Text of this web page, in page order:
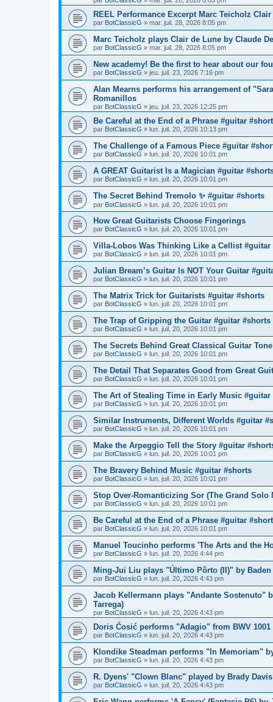
REEL Performance Excerpt Marc Teicholz
par BotClassicG » mar. juil. 28, 2026 8:05 pm
Marc Teicholz plays Clair de Lune by Claude
par BotClassicG » mar. juil. 28, 2026 8:05 pm
New academy! Be the first to hear about our
par BotClassicG » jeu. juil. 23, 2026 7:16 pm
Alan Mearns performs his arrangement of
Romanillos
par BotClassicG » jeu. juil. 23, 2026 12:25 pm
Be Careful at the End of a Phrase #guitar
par BotClassicG » lun. juil. 20, 2026 10:13 pm
The Challenge of a Famous Piece #guitar
par BotClassicG » lun. juil. 20, 2026 10:01 pm
A GREAT Guitarist Is a Magician #guitar
par BotClassicG » lun. juil. 20, 2026 10:01 pm
The Secret Behind Tremolo ✨ #guitar #shorts
par BotClassicG » lun. juil. 20, 2026 10:01 pm
How Great Guitarists Choose Fingerings
par BotClassicG » lun. juil. 20, 2026 10:01 pm
Villa-Lobos Was Thinking Like a Cellist #guitar
par BotClassicG » lun. juil. 20, 2026 10:01 pm
Julian Bream’s Guitar Is NOT Your Guitar
par BotClassicG » lun. juil. 20, 2026 10:01 pm
The Matrix Trick for Guitarists #guitar #shorts
par BotClassicG » lun. juil. 20, 2026 10:01 pm
The Trap of Gripping the Guitar #guitar #shorts
par BotClassicG » lun. juil. 20, 2026 10:01 pm
The Secrets Behind Great Classical Guitar Tone
par BotClassicG » lun. juil. 20, 2026 10:01 pm
The Detail That Separates Good from Great
par BotClassicG » lun. juil. 20, 2026 10:01 pm
The Art of Stealing Time in Early Music #guitar
par BotClassicG » lun. juil. 20, 2026 10:01 pm
Similar Instruments, Different Worlds #guitar
par BotClassicG » lun. juil. 20, 2026 10:01 pm
Make the Arpeggio Tell the Story #guitar
par BotClassicG » lun. juil. 20, 2026 10:01 pm
The Bravery Behind Music #guitar #shorts
par BotClassicG » lun. juil. 20, 2026 10:01 pm
Stop Over-Romanticizing Sor (The Grand Solo
par BotClassicG » lun. juil. 20, 2026 10:01 pm
Be Careful at the End of a Phrase #guitar
par BotClassicG » lun. juil. 20, 2026 10:01 pm
Manuel Toucinho performs 'The Arts and the
par BotClassicG » lun. juil. 20, 2026 4:44 pm
Ming-Jui Liu plays "Último Pôrto (II)" by
par BotClassicG » lun. juil. 20, 2026 4:43 pm
Jacob Kellermann plays "Andante Sostenuto"
Tarrega)
par BotClassicG » lun. juil. 20, 2026 4:43 pm
Doris Ćosić performs "Adagio" from BWV
par BotClassicG » lun. juil. 20, 2026 4:43 pm
Klondike Steadman performs "In Memoriam"
par BotClassicG » lun. juil. 20, 2026 4:43 pm
R. Dyens' "Clown Blanc" played by Brady
par BotClassicG » lun. juil. 20, 2026 4:43 pm